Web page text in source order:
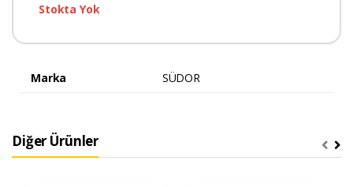
Stokta Yok
Marka SÜDOR
Diğer Ürünler